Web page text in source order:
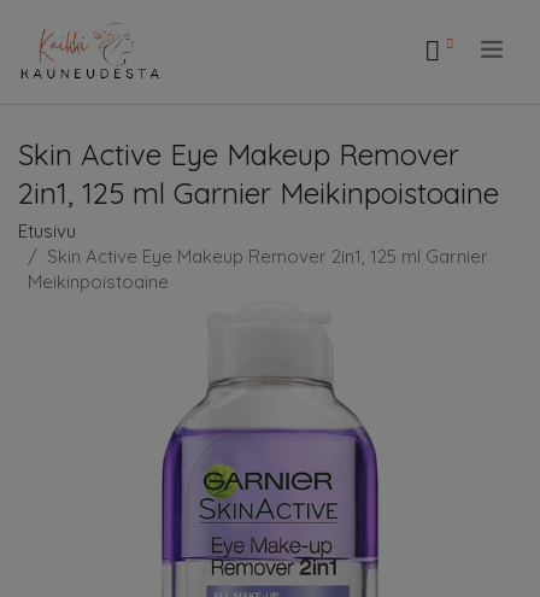
Skin Active Eye Makeup Remover
2in1, 125 ml Garnier Meikinpoistoaine
Etusivu
Skin Active Eye Makeup Remover 2in1, 125 ml Garnier
Meikinpoistoaine